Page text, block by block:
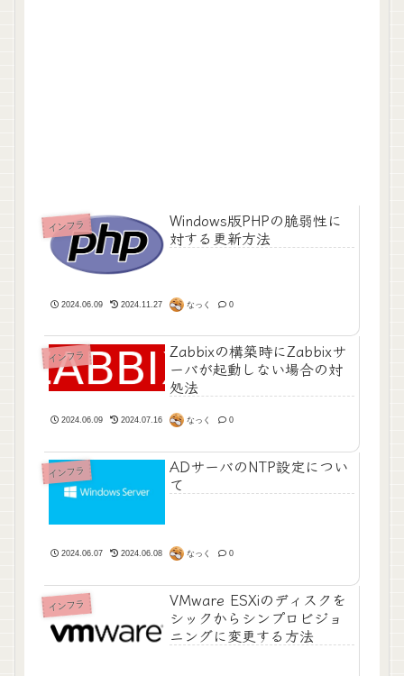
インフラ
Windows版PHPの脆弱性に
対する更新方法
2024.06.09 2024.11.27 なっく 0
インフラ
Zabbixの構築時にZabbixサ
ーバが起動しない場合の対
処法
2024.06.09 2024.07.16 なっく 0
インフラ
ADサーバのNTP設定につい
て
2024.06.07 2024.06.08 なっく 0
インフラ
VMware ESXiのディスクを
シックからシンプロビジョ
ニングに変更する方法